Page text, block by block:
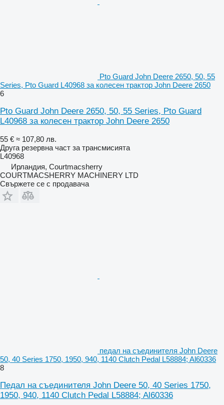
Pto Guard John Deere 2650, 50, 55
Series, Pto Guard L40968 за колесен трактор John Deere 2650
6
Pto Guard John Deere 2650, 50, 55 Series, Pto Guard
L40968 за колесен трактор John Deere 2650
55 € ≈ 107,80 лв.
Друга резервна част за трансмисията
L40968
Ирландия, Courtmacsherry
COURTMACSHERRY MACHINERY LTD
Свържете се с продавача
педал на съединителя John Deere
50, 40 Series 1750, 1950, 940, 1140 Clutch Pedal L58884; Al60336
8
Педал на съединителя John Deere 50, 40 Series 1750,
1950, 940, 1140 Clutch Pedal L58884; Al60336